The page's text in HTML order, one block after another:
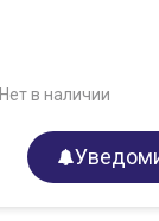
Нет в наличии